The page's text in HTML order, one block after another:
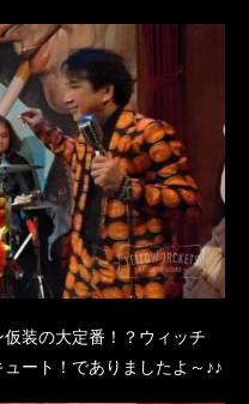
装の大定番！？ウィッチ
ート！でありましたよ～♪♪